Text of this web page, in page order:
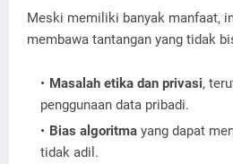
Meski memiliki banyak manfaat,
membawa tantangan yang tidak
Masalah etika dan privasi,
penggunaan data pribadi.
Bias algoritma yang dapat
tidak adil.